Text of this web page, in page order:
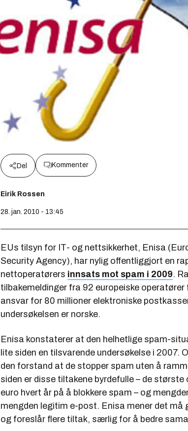
Del Kommenter
Eirik Rossen
28. jan. 2010 - 13:45
EUs tilsyn for IT- og nettsikkerhet, Enisa
Security Agency), har nylig offentliggjort en
nettoperatørers innsats mot spam i 2009.
tilbakemeldinger fra 92 europeiske
ansvar for 80 millioner elektroniske
undersøkelsen er norske.
Enisa konstaterer at den helhetlige spam-
lite siden en tilsvarende undersøkelse i 2007.
den forstand at de stopper spam uten å
siden er disse tiltakene byrdefulle – de
euro hvert år på å blokkere spam – og
mengden legitim e-post. Enisa mener det må
og foreslår flere tiltak, særlig for å bedre